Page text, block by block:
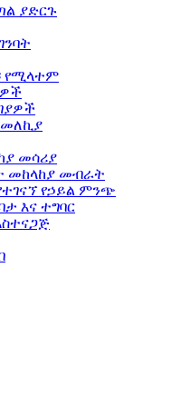
ያድርጉ
የሚላተም
መለኪያ
መሳሪያ
መከላከያ መብራት
የኃይል ምንጭ
እና ተግባር